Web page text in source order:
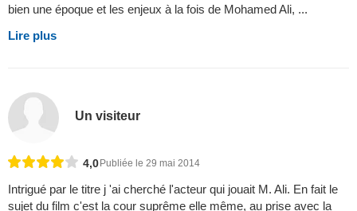
bien une époque et les enjeux à la fois de Mohamed Ali, ...
Lire plus
Un visiteur
4,0Publiée le 29 mai 2014
Intrigué par le titre j 'ai cherché l'acteur qui jouait M. Ali. En fait le
sujet du film c'est la cour suprême elle même, au prise avec la